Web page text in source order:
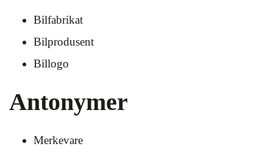
Bilfabrikat
Bilprodusent
Billogo
Antonymer
Merkevare